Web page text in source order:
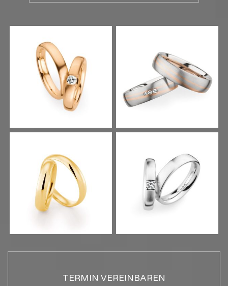
TERMIN VEREINBAREN